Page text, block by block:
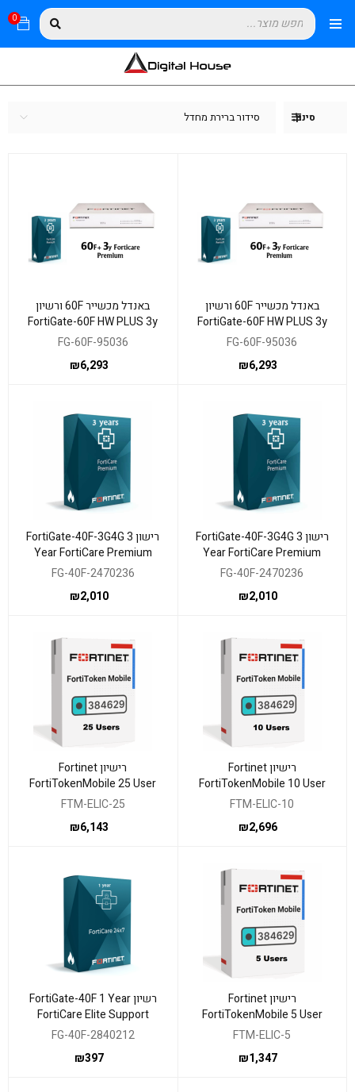
0
סינון סידור ברירת מחדל
באנדל מכשייר 60F ורשיון
FortiGate-60F HW PLUS 3y
FG-60F-95036
₪6,293
באנדל מכשייר 60F ורשיון
FortiGate-60F HW PLUS 3y
FG-60F-95036
₪6,293
רישון FortiGate-40F-3G4G 3
Year FortiCare Premium
Support
FG-40F-2470236
₪2,010
רישון FortiGate-40F-3G4G 3
Year FortiCare Premium
Support
FG-40F-2470236
₪2,010
רישיון Fortinet
FortiTokenMobile 10 User
Electronic License
FTM-ELIC-10
₪2,696
רישיון Fortinet
FortiTokenMobile 25 User
Electronic License
FTM-ELIC-25
₪6,143
רישיון Fortinet
FortiTokenMobile 5 User
Electronic License
FTM-ELIC-5
₪1,347
רשיון FortiGate-40F 1 Year
FortiCare Elite Support
FG-40F-2840212
₪397